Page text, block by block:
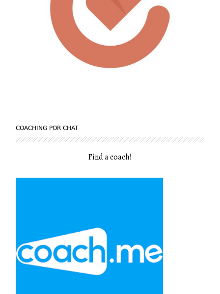
COACHING POR CHAT
Find a coach!